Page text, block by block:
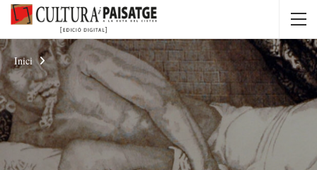
Inici